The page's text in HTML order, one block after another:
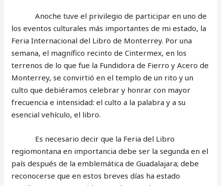
Anoche tuve el privilegio de participar en uno de
los eventos culturales más importantes de mi estado, la
Feria Internacional del Libro de Monterrey. Por una
semana, el magnífico recinto de Cintermex, en los
terrenos de lo que fue la Fundidora de Fierro y Acero de
Monterrey, se convirtió en el templo de un rito y un
culto que debiéramos celebrar y honrar con mayor
frecuencia e intensidad: el culto a la palabra y a su
esencial vehículo, el libro.
Es necesario decir que la Feria del Libro
regiomontana en importancia debe ser la segunda en el
país después de la emblemática de Guadalajara; debe
reconocerse que en estos breves días ha estado